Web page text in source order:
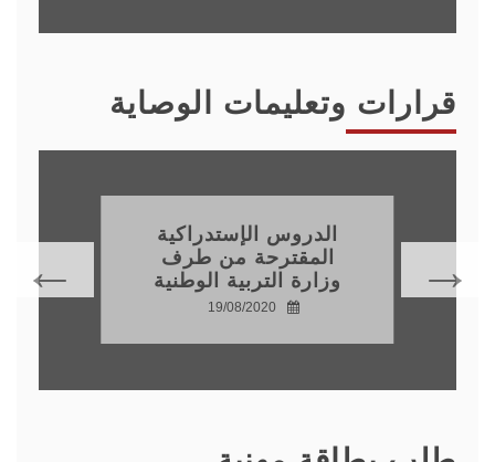
قرارات وتعليمات الوصاية
الدروس الإستدراكية
المقترحة من طرف
وزارة التربية الوطنية
19/08/2020